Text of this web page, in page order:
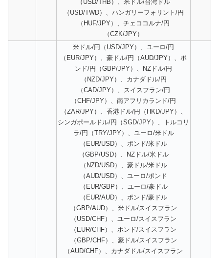
（USD/THB）、米ドル/台湾ドル
（USD/TWD）、ハンガリーフォリント/円
（HUF/JPY）、チェココルナ/円
（CZK/JPY）
米ドル/円（USD/JPY）、ユーロ/円
（EUR/JPY）、豪ドル/円（AUD/JPY）、ポ
ンド/円（GBP/JPY）、NZドル/円
（NZD/JPY）、カナダドル/円
（CAD/JPY）、スイスフラン/円
（CHF/JPY）、南アフリカランド/円
（ZAR/JPY）、香港ドル/円（HKD/JPY）、
シンガポールドル/円（SGD/JPY）、トルコリ
ラ/円（TRY/JPY）、ユーロ/米ドル
（EUR/USD）、ポンド/米ドル
（GBP/USD）、NZドル/米ドル
（NZD/USD）、豪ドル/米ドル
（AUD/USD）、ユーロ/ポンド
（EUR/GBP）、ユーロ/豪ドル
（EUR/AUD）、ポンド/豪ドル
（GBP/AUD）、米ドル/スイスフラン
（USD/CHF）、ユーロ/スイスフラン
（EUR/CHF）、ポンド/スイスフラン
（GBP/CHF）、豪ドル/スイスフラン
（AUD/CHF）、カナダドル/スイスフラン